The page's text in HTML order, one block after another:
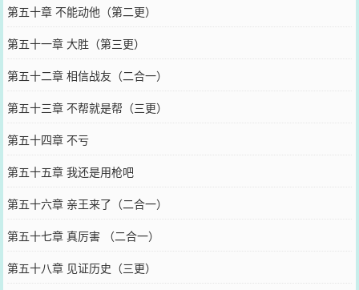
第五十章 不能动他（第二更）
第五十一章 大胜（第三更）
第五十二章 相信战友（二合一）
第五十三章 不帮就是帮（三更）
第五十四章 不亏
第五十五章 我还是用枪吧
第五十六章 亲王来了（二合一）
第五十七章 真厉害 （二合一）
第五十八章 见证历史（三更）